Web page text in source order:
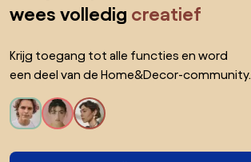
wees volledig creatief
Krijg toegang tot alle functies en word
een deel van de Home&Decor-community.